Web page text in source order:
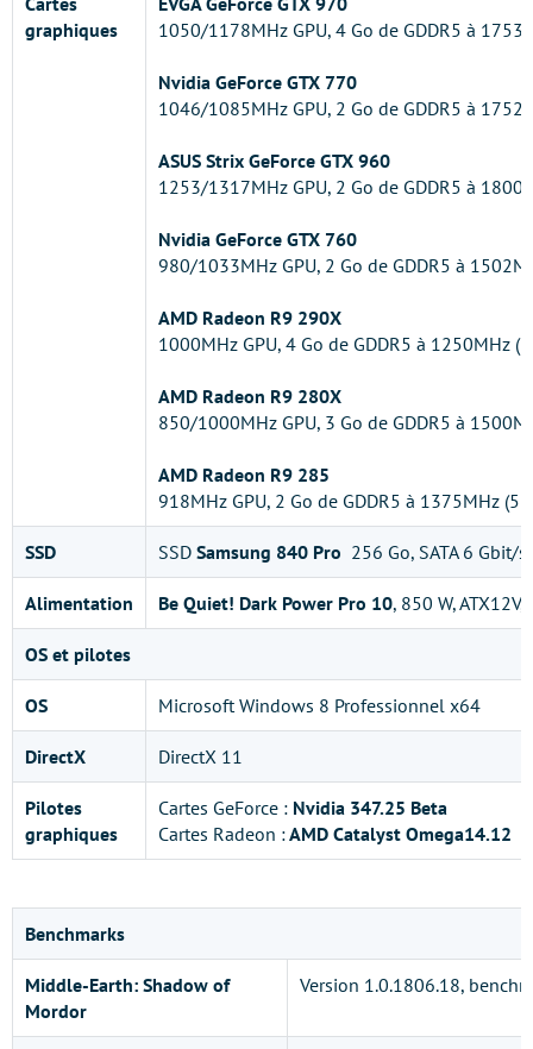
graphiques
1050/1178MHz GPU, 4 Go de GDDR5 à
Nvidia GeForce GTX 770
1046/1085MHz GPU, 2 Go de GDDR5 à
ASUS Strix GeForce GTX 960
1253/1317MHz GPU, 2 Go de GDDR5 à
Nvidia GeForce GTX 760
980/1033MHz GPU, 2 Go de GDDR5 à
AMD Radeon R9 290X
1000MHz GPU, 4 Go de GDDR5 à 1250MHz
AMD Radeon R9 280X
850/1000MHz GPU, 3 Go de GDDR5 à
AMD Radeon R9 285
918MHz GPU, 2 Go de GDDR5 à 1375MHz
SSD SSD Samsung 840 Pro 256 Go, SATA 6 Gbit/s
Alimentation Be Quiet! Dark Power Pro 10, 850 W, ATX12V,
OS et pilotes
OS Microsoft Windows 8 Professionnel x64
DirectX DirectX 11
Pilotes
graphiques
Cartes GeForce : Nvidia 347.25 Beta
Cartes Radeon :AMD Catalyst Omega14.12
Benchmarks
Middle-Earth: Shadow of
Mordor
Version 1.0.1806.18,